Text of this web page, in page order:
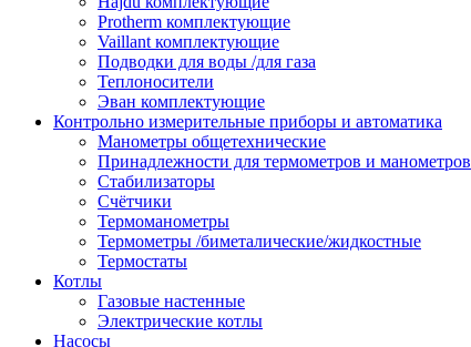
Protherm комплектующие
Vaillant комплектующие
Подводки для воды /для газа
Теплоносители
Эван комплектующие
Контрольно измерительные приборы и автоматика
Манометры общетехнические
Принадлежности для термометров и манометров
Стабилизаторы
Счётчики
Термоманометры
Термометры /биметалические/жидкостные
Термостаты
Котлы
Газовые настенные
Электрические котлы
Насосы